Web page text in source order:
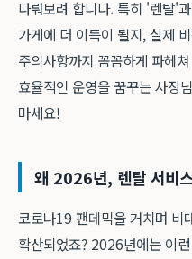
다뤄보려 합니다. 특히 '렌탈'
가게에 더 이득이 될지, 실제
주의사항까지 꼼꼼하게 파헤
효율적인 운영을 꿈꾸는 사장
마세요!
왜 2026년, 렌탈 서비
코로나19 팬데믹을 거치며 비
확산되었죠? 2026년에는 이